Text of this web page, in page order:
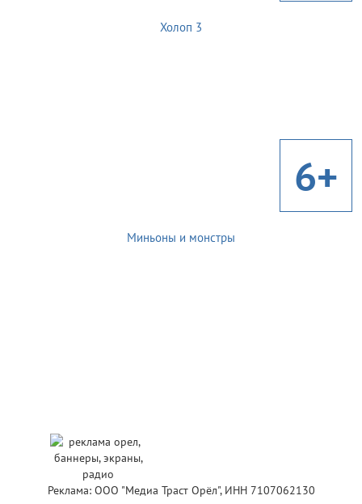
Холоп 3
6+
Миньоны и монстры
Реклама: ООО "Медиа Траст Орёл", ИНН 7107062130